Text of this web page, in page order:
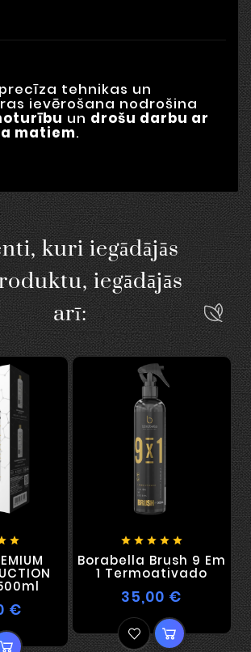
tehnikas un
ievērošana nodrošina
un drošu darbu ar
matiem.
kuri iegādājās
iegādājās
arī:

€
    
Borabella Brush 9 Em
1 Termoativado
35,00 €